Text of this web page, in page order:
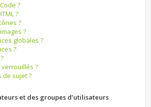
?
?
?
?
globales ?
?
?
de sujet ?
et des groupes d’utilisateurs